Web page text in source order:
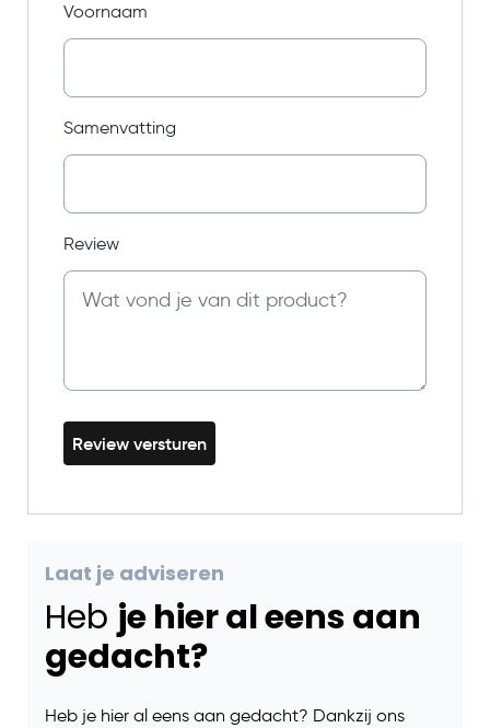
Voornaam
Samenvatting
Review
Review versturen
Laat je adviseren
Heb je hier al eens aan
gedacht?
Heb je hier al eens aan gedacht? Dankzij ons